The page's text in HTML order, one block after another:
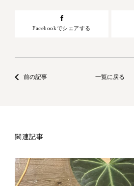
Facebookでシェアする
前の記事 一覧に戻る
関連記事